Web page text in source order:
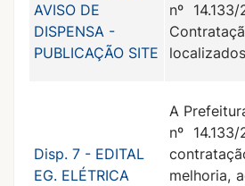
AVISO DE
DISPENSA -
PUBLICAÇÃO SITE
nº
Disp. 7 - EDITAL
EG. ELÉTRICA
A
nº
melhoria,